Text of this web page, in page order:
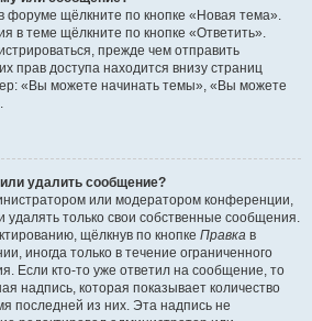
форуме щёлкните по кнопке «Новая тема».
в теме щёлкните по кнопке «Ответить».
прежде чем отправить
прав доступа находится внизу страниц
«Вы можете начинать темы», «Вы можете
удалить сообщение?
или модератором конференции,
удалять только свои собственные сообщения.
щёлкнув по кнопке Правка в
иногда только в течение ограниченного
Если кто-то уже ответил на сообщение, то
надпись, которая показывает количество
последней из них. Эта надпись не